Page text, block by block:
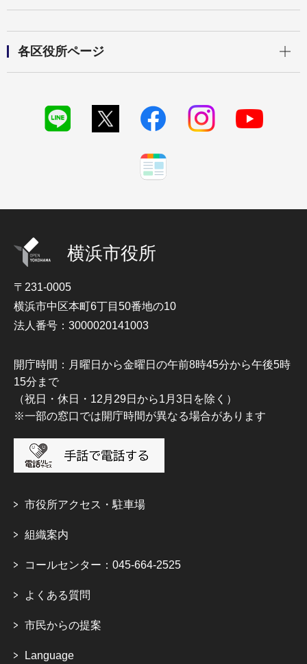
各区役所ページ
横浜市役所
〒231-0005
横浜市中区本町6丁目50番地の10
法人番号：3000020141003
開庁時間：月曜日から金曜日の午前8時45分から午後5時
15分まで
（祝日・休日・12月29日から1月3日を除く）
※一部の窓口では開庁時間が異なる場合があります
市役所アクセス・駐車場
組織案内
コールセンター：045-664-2525
よくある質問
市民からの提案
Language